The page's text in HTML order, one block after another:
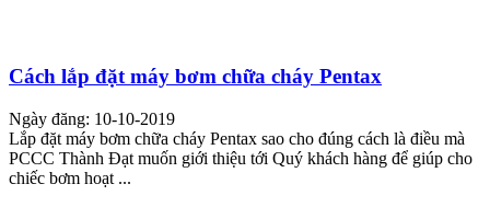
Cách lắp đặt máy bơm chữa cháy Pentax
Ngày đăng: 10-10-2019
Lắp đặt máy bơm chữa cháy Pentax sao cho đúng cách là điều mà
PCCC Thành Đạt muốn giới thiệu tới Quý khách hàng để giúp cho
chiếc bơm hoạt ...